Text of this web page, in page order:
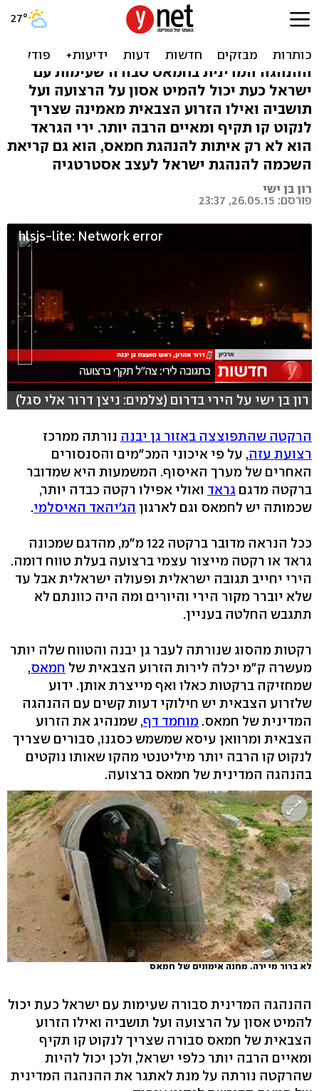
מאתגרים את הנהגת ישראל
ההנהגה המדינית בחמאס סבורה שעימות עם
ישראל כעת יכול להמיט אסון על הרצועה ועל
תושביה ואילו הזרוע הצבאית מאמינה שצריך
לנקוט קו תקיף ומאיים הרבה יותר. ירי הגראד
הוא לא רק איתות להנהגת חמאס, הוא גם קריאת
השכמה להנהגת ישראל לעצב אסטרטגיה
רון בן ישי
פורסם: 26.05.15, 23:37
hlsjs-lite: Network error
רון בן ישי על הירי בדרום (צלמים: ניצן דרור אלי סגל)
הרקטה שהתפוצצה באזור גן יבנה נורתה ממרכז
רצועת עזה, על פי איכוני המכ"מים והסנסורים
האחרים של מערך האיסוף. המשמעות היא שמדובר
ברקטה מדגם גראד ואולי אפילו רקטה כבדה יותר,
שכמותה יש לחמאס וגם לארגון הג'יהאד האיסלמי.
ככל הנראה מדובר ברקטה 122 מ"מ, מהדגם שמכונה
גראד או רקטה מייצור עצמי ברצועה בעלת טווח דומה.
הירי יחייב תגובה ישראלית ופעולה ישראלית אבל עד
שלא יוברר מקור הירי והיורים ומה היה כוונתם לא
תתגבש החלטה בעניין.
רקטות מהסוג שנורתה לעבר גן יבנה והטווח שלה יותר
מעשרה ק"מ יכלה לירות הזרוע הצבאית של חמאס,
שמחזיקה ברקטות כאלו ואף מייצרת אותן. ידוע
שלזרוע הצבאית יש חילוקי דעות קשים עם ההנהגה
המדינית של חמאס. מוחמד דף, שמנהיג את הזרוע
הצבאית ומרוואן עיסא שמשמש כסגנו, סבורים שצריך
לנקוט קו הרבה יותר מיליטנטי מהקו שאותו נוקטים
בהנהגה המדינית של חמאס ברצועה.
לא ברור מי ירה. מחנה אימונים של חמאס
ההנהגה המדינית סבורה שעימות עם ישראל כעת יכול
להמיט אסון על הרצועה ועל תושביה ואילו הזרוע
הצבאית של חמאס סבורה שצריך לנקוט קו תקיף
ומאיים הרבה יותר כלפי ישראל, ולכן יכול להיות
שהרקטה נורתה על מנת לאתגר את ההנהגה המדינית